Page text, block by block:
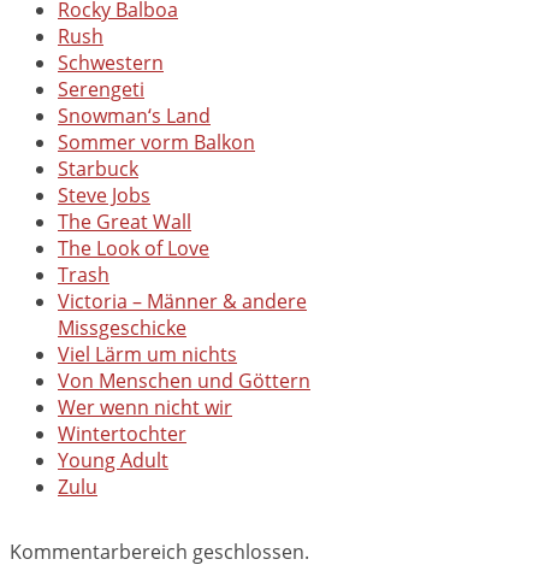
Rocky Balboa
Rush
Schwestern
Serengeti
Snowman‘s Land
Sommer vorm Balkon
Starbuck
Steve Jobs
The Great Wall
The Look of Love
Trash
Victoria – Männer & andere
Missgeschicke
Viel Lärm um nichts
Von Menschen und Göttern
Wer wenn nicht wir
Wintertochter
Young Adult
Zulu
Kommentarbereich geschlossen.